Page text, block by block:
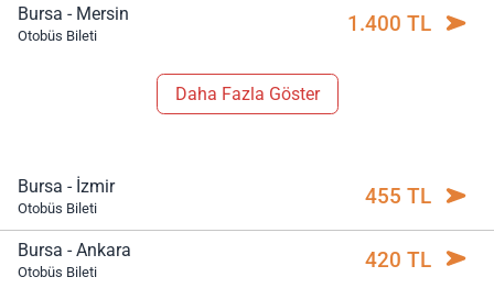
Bursa - Mersin
Otobüs Bileti 1.400 TL
Daha Fazla Göster
Bursa - İzmir
Otobüs Bileti 455 TL
Bursa - Ankara
Otobüs Bileti 420 TL